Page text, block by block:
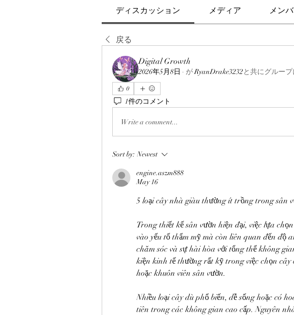
ディスカッション メディア メン
戻る
Digital Growth
2026年5月8日 · がRyanDrake3232と共にグルー
0
1件のコメント
Write a comment...
Sort by: Newest
engine.aszm888
May 16
5 loại cây nhà giàu thường ít trồng trong sân
Trong thiết kế sân vườn hiện đại, việc lựa
vào yếu tố thẩm mỹ mà còn liên quan đến độ
chăm sóc và sự hài hòa với tổng thể không
kiện kinh tế thường rất kỹ trong việc chọn
hoặc khuôn viên sân vườn.
Nhiều loại cây dù phổ biến, dễ sống hoặc có
tiên trong các không gian cao cấp. Nguyên